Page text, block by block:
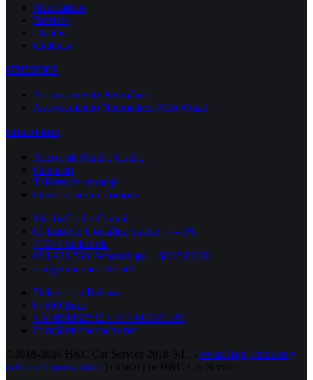
Neumáticos
Baterías
Llantas
Cadenas
SERVICIOS
Asesoramiento Neumáticos
Asesoramiento Neumáticos Moto/Quad
NOSOTROS
Acerca de Mucho Coche
Contacto
Talleres de montaje
Condiciones de compra
MuchoCoche Central
C/ Eusebio González Suárez, 4 – 8ºC
47014 Valladolid
654 923 760 (WhatsApp) – 600 513 281
info@muchocoche.net
Delegación Baleares
07800 Ibiza
+34 654452530 // +34 600513281
ibiza@muchocoche.net
©2018-2026 H&C Car Service 2018 S.L. - Aviso legal, cookies y
política de privacidad. | creado por H&C Car Service